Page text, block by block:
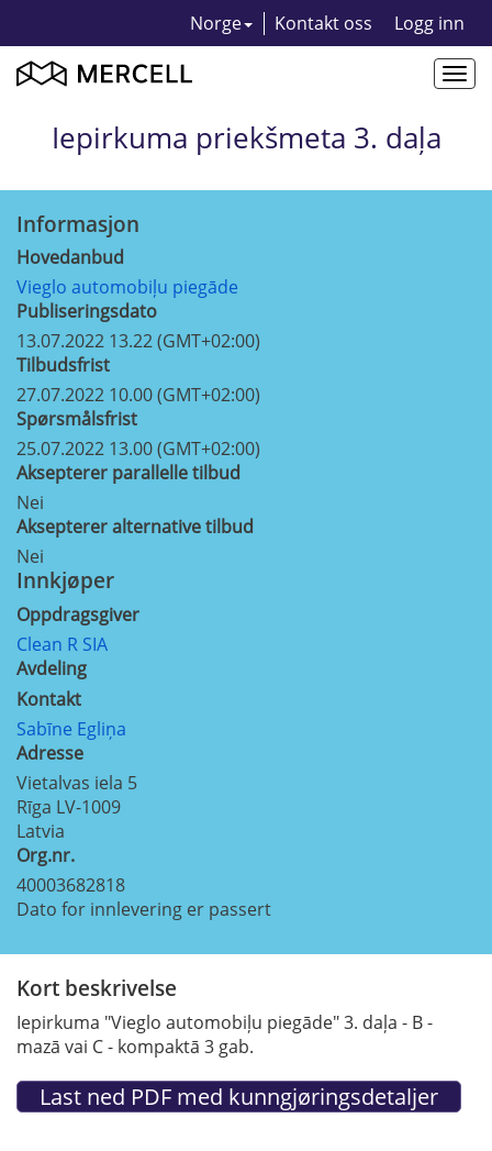
Norge Kontakt oss Logg inn
Iepirkuma priekšmeta 3. daļa
Informasjon
Hovedanbud
Vieglo automobiļu piegāde
Publiseringsdato
13.07.2022 13.22 (GMT+02:00)
Tilbudsfrist
27.07.2022 10.00 (GMT+02:00)
Spørsmålsfrist
25.07.2022 13.00 (GMT+02:00)
Aksepterer parallelle tilbud
Nei
Aksepterer alternative tilbud
Nei
Innkjøper
Oppdragsgiver
Clean R SIA
Avdeling
Kontakt
Sabīne Egliņa
Adresse
Vietalvas iela 5
Rīga LV-1009
Latvia
Org.nr.
40003682818
Dato for innlevering er passert
Kort beskrivelse
Iepirkuma "Vieglo automobiļu piegāde" 3. daļa - B -
mazā vai C - kompaktā 3 gab.